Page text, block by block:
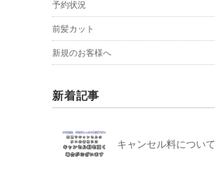
予約状況
前髪カット
新規のお客様へ
新着記事
キャンセル料について